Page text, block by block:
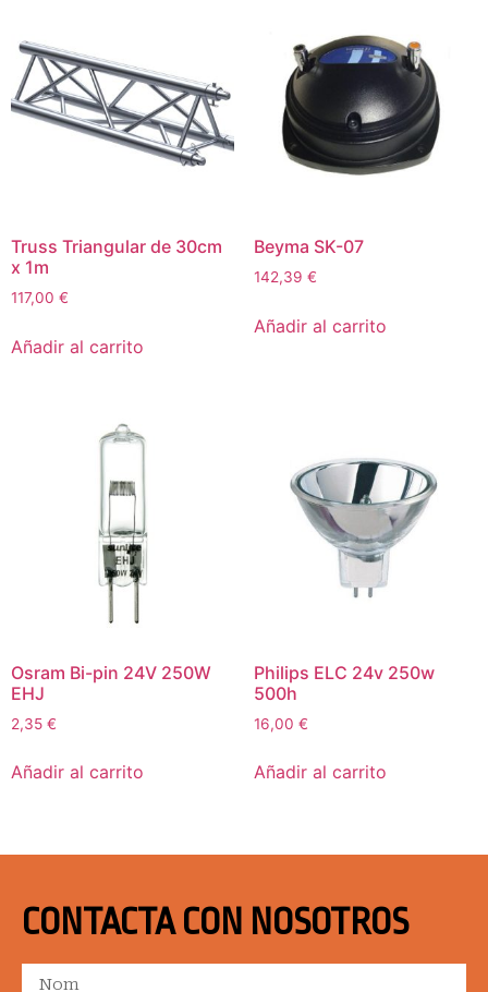
Truss Triangular de 30cm
x 1m
117,00 €
Añadir al carrito
Beyma SK-07
142,39 €
Añadir al carrito
Osram Bi-pin 24V 250W
EHJ
2,35 €
Añadir al carrito
Philips ELC 24v 250w
500h
16,00 €
Añadir al carrito
CONTACTA CON NOSOTROS